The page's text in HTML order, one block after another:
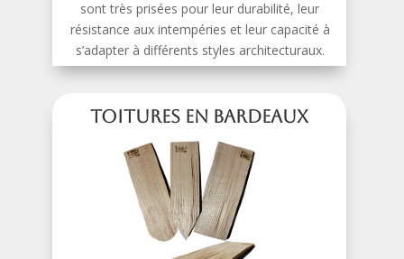
sont très prisées pour leur durabilité, leur
résistance aux intempéries et leur capacité à
s’adapter à différents styles architecturaux.
Toitures en bardeaux